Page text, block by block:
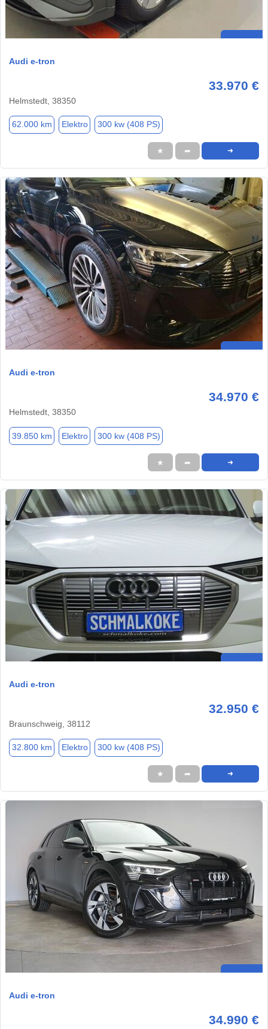
Audi e-tron
33.970 €
Helmstedt, 38350
62.000 km Elektro 300 kw (408 PS)
★ ➦ ➜
Audi e-tron
34.970 €
Helmstedt, 38350
39.850 km Elektro 300 kw (408 PS)
★ ➦ ➜
Audi e-tron
32.950 €
Braunschweig, 38112
32.800 km Elektro 300 kw (408 PS)
★ ➦ ➜
Audi e-tron
34.990 €